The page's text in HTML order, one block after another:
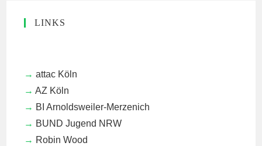
LINKS
attac Köln
AZ Köln
BI Arnoldsweiler-Merzenich
BUND Jugend NRW
Robin Wood